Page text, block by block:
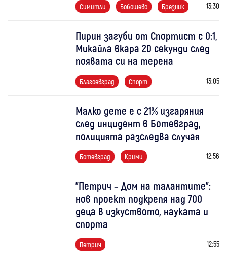
Симитли Бобошево Брезник 13:30
Пирин загуби от Спортист с 0:1,
Микайла вкара 20 секунди след
появата си на терена
Благоевград Спорт 13:05
Малко дете е с 21% изгаряния
след инцидент в Ботевград,
полицията разследва случая
Ботевград Крими 12:56
"Петрич – Дом на талантите":
нов проект подкрепя над 700
деца в изкуството, науката и
спорта
Петрич 12:55